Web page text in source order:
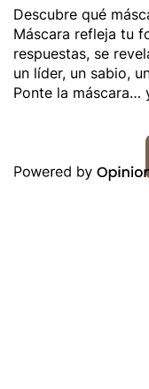
Descubre qué
Máscara refleja tu
respuestas, se
un líder, un sabio,
Ponte la máscara…